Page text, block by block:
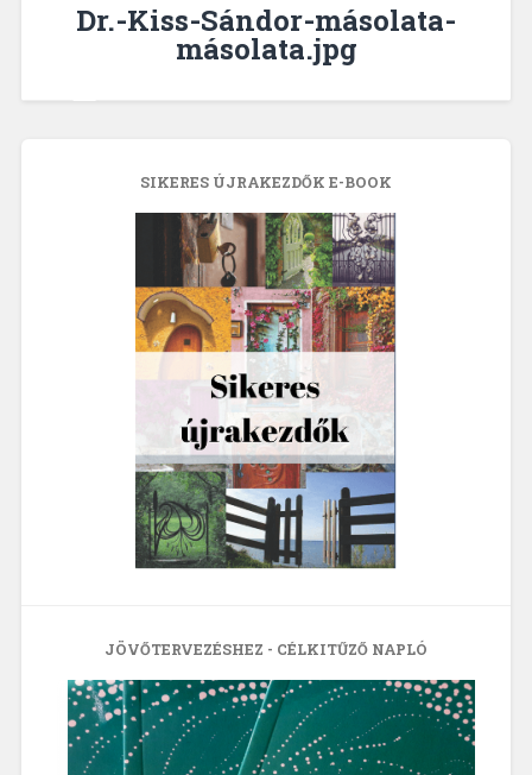
Dr.-Kiss-Sándor-másolata-
másolata.jpg
SIKERES ÚJRAKEZDŐK E-BOOK
JÖVŐTERVEZÉSHEZ - CÉLKITŰZŐ NAPLÓ